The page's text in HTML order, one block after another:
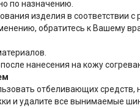
по назначению.
изделия в соответствии
обратитесь к Вашему
нанесения на кожу
отбеливающих средств,
и удалите все вынимаемые